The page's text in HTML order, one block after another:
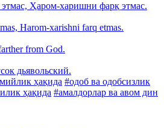
Ҳаром-харишни фарқ этмас.
Harom-xarishni farq etmas.
from God.
дьявольский.
ҳақида #одоб ва одобсизлик
ҳақида #амалдорлар ва авом дин